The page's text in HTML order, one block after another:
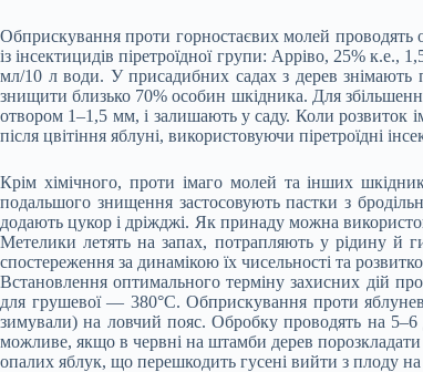
Обприскування проти горностаєвих молей проводять
із інсектицидів піретроїдної групи: Арріво, 25%
мл/10 л води. У присадибних садах з дерев знімають
знищити близько 70% особин шкідника. Для
отвором 1–1,5 мм, і залишають у саду. Коли розвиток
після цвітіння яблуні, використовуючи піретроїдні
Крім хімічного, проти імаго молей та інших
подальшого знищення застосовують пастки з
додають цукор і дріжджі. Як принаду можна
Метелики летять на запах, потрапляють у рідину й
спостереження за динамікою їх чисельності та
Встановлення оптимального терміну захисних дій
для грушевої — 380°С. Обприскування проти
зимували) на ловчий пояс. Обробку проводять на 5–6
можливе, якщо в червні на штамби дерев
опалих яблук, що перешкодить гусені вийти з плоду